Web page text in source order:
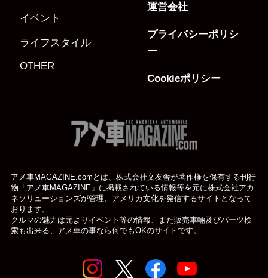
イベント
ライフスタイル
OTHER
運営会社
プライバシーポリシ
ー
Cookieポリシー
アメ車MAGAZINE.comとは、株式会社文友舎が著作権を保有する刊行
物「アメ車MAGAZINE」に掲載されている情報等を元に株式会社アカ
ネソリューションズが管理、アメリカ文化を発信するサイトとなって
おります。
クルマの魅力は元よりイベント等の情報、また販売車輛及びパーツ検
索も出来る、アメ車の事なら何でもOKのサイトです。